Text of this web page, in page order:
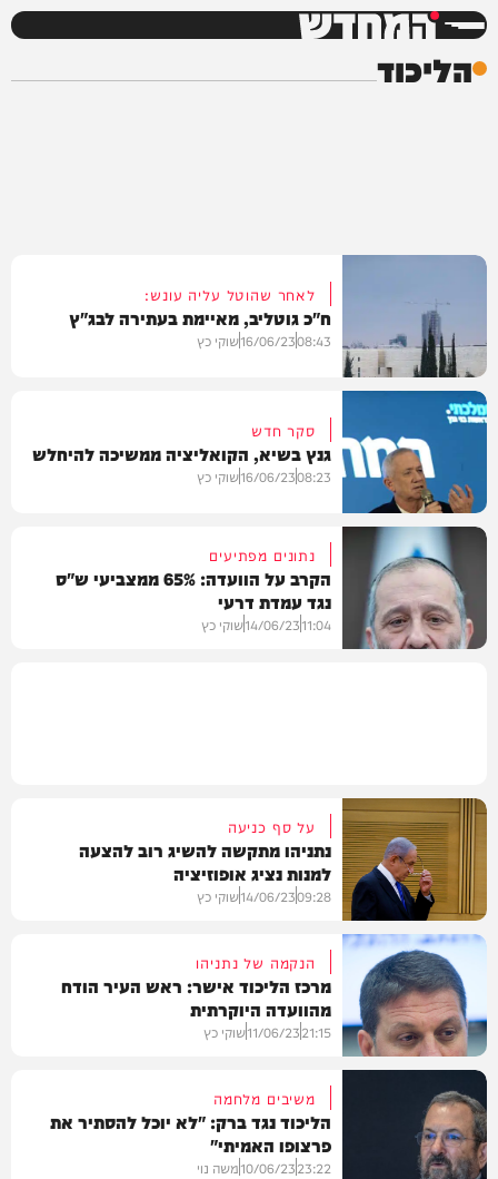
המחדש
הליכוד
חדשות
לאחר שהוטל עליה עונש:
ח"כ גוטליב, מאיימת בעתירה לבג"ץ
08:43
16/06/23שוקי כץ
חדשות
סקר חדש
גנץ בשיא, הקואליציה ממשיכה להיחלש
08:23
16/06/23שוקי כץ
נתונים מפתיעים
הקרב על הוועדה: 65% ממצביעי ש"ס
נגד עמדת דרעי
11:04
14/06/23שוקי כץ
פוליטי
על סף כניעה
נתניהו מתקשה להשיג רוב להצעה
למנות נציג אופוזיציה
09:28
14/06/23שוקי כץ
פוליטי
הנקמה של נתניהו
מרכז הליכוד אישר: ראש העיר הודח
מהוועדה היוקרתית
21:15
11/06/23שוקי כץ
משיבים מלחמה
הליכוד נגד ברק: "לא יוכל להסתיר את
פרצופו האמיתי"
23:22
10/06/23משה נוי